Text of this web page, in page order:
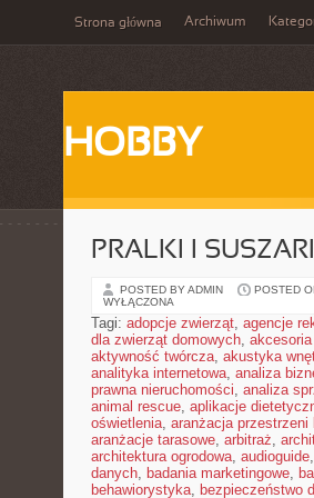
Strona główna Archiwum
HOBBY
PRALKI I
POSTED BY ADMIN POSTED
WYŁĄCZONA
Tagi: adopcje zwierząt, agencje
dla zwierząt domowych,
aktywność twórcza, akustyka
analityka internetowa, analiza
prawna nieruchomości, analiza
animal rescue, aplikacje
oświetlenia, aranżacja przestrzeni
aranżacje tarasowe, arbitraż,
architektura ogrodowa, audioguide,
danych, badania marketingowe,
behawiorystyka, bezpieczeństwo